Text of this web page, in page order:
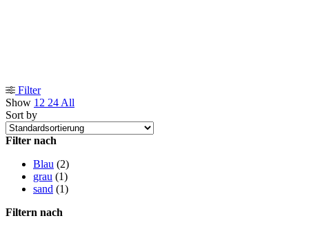
Filter
Show 12 24 All
Sort by
Filter nach
Blau (2)
grau (1)
sand (1)
Filtern nach